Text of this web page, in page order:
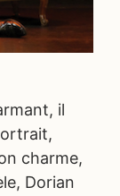
il
charme,
Dorian